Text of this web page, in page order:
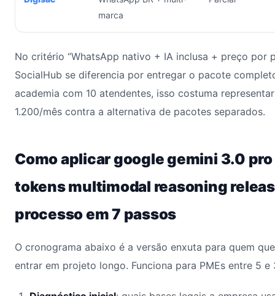
marca
No critério “WhatsApp nativo + IA inclusa + preço por
SocialHub se diferencia por entregar o pacote
academia com 10 atendentes, isso costuma
1.200/mês contra a alternativa de pacotes separados.
Como aplicar google gemini 3.0
tokens multimodal reasoning
processo em 7 passos
O cronograma abaixo é a versão enxuta para quem
entrar em projeto longo. Funciona para PMEs entre 5 e